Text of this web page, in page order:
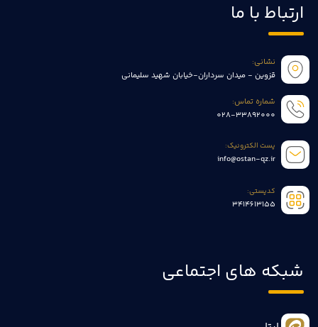
ارتباط با ما
نشانی:
قزوین - میدان سرداران-خیابان شهید سلیمانی
شماره تماس:
028-33892000
پست الکترونیک:
info@ostan-qz.ir
کدپستی:
3414613155
شبکه های اجتماعی